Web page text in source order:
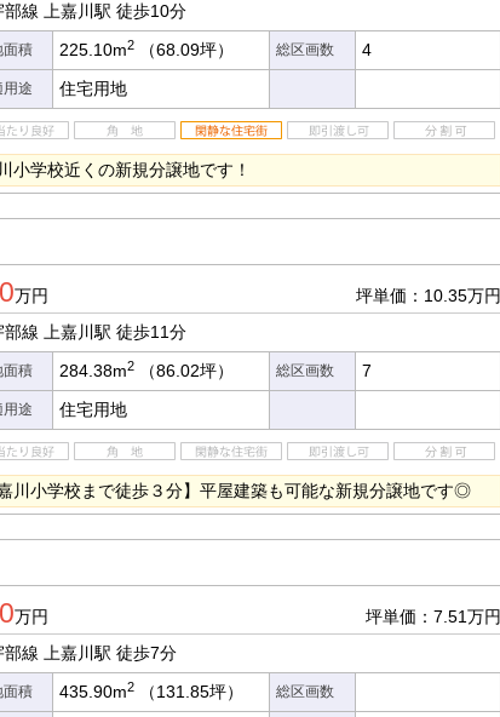
部線 上嘉川駅 徒歩10分
面積 225.10m2 （68.09坪） 総区画数 4
用途 住宅用地
小学校近くの新規分譲地です！
万円
坪単価：10.35万円
部線 上嘉川駅 徒歩11分
面積 284.38m2 （86.02坪） 総区画数 7
用途 住宅用地
嘉川小学校まで徒歩３分】平屋建築も可能な新規分譲地です◎
万円
坪単価：7.51万円
部線 上嘉川駅 徒歩7分
面積 435.90m2 （131.85坪） 総区画数